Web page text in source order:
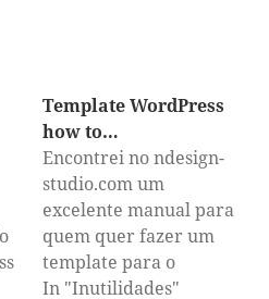
Template WordPress
how to…
Encontrei no ndesign-
studio.com um
excelente manual para
quem quer fazer um
template para o
Wordpress, para quem
In "Inutilidades"